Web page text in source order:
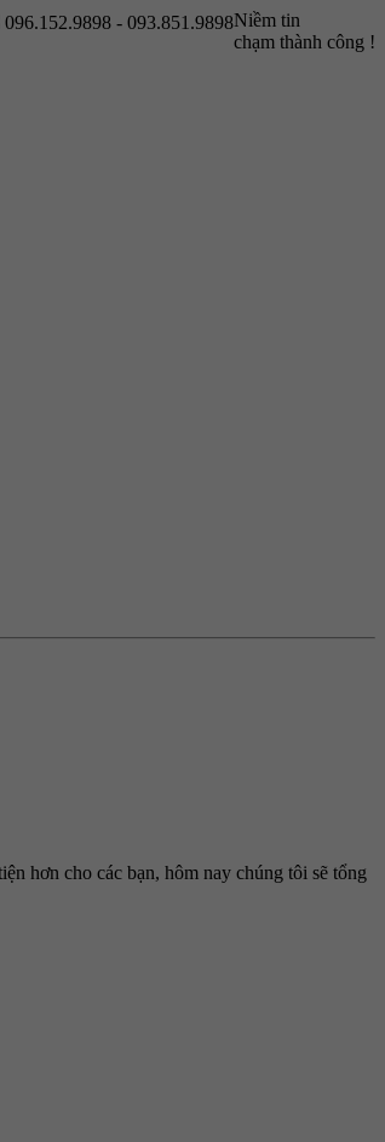
Niềm tin
chạm thành công !
096.152.9898 - 093.851.9898
hơn cho các bạn, hôm nay chúng tôi sẽ tổng